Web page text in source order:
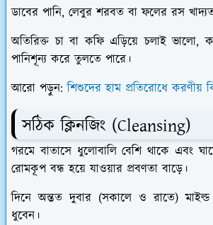
​ডাবের পানি, লেবুর শরবত বা ফলের রস
​অতিরিক্ত চা বা কফি এড়িয়ে চলাই ভালো,
পানিশূন্য করে তুলতে পারে।
আরো পড়ুন:শিশুদের হাম প্রতিরোধে করণীয়
​সঠিক ক্লিনজিং (Cleansing)
​গরমে বাতাসে ধুলোবালি বেশি থাকে এবং
রোমকূপ বন্ধ হয়ে যাওয়ার প্রবণতা বাড়ে।
​দিনে অন্তত দুবার (সকালে ও রাতে)
ধুবেন।